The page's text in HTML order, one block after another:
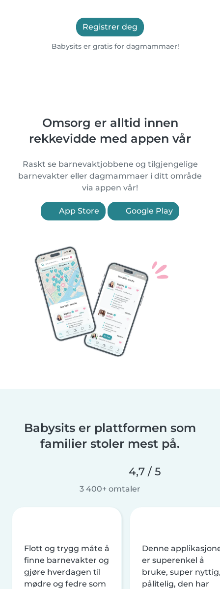
Registrer deg
Babysits er gratis for dagmammaer!
Omsorg er alltid innen
rekkevidde med appen vår
Raskt se barnevaktjobbene og tilgjengelige
barnevakter eller dagmammaer i ditt område
via appen vår!
App Store Google Play
Babysits er plattformen som
familier stoler mest på.
4,7 / 5
3 400+ omtaler
Flott og trygg måte å
finne barnevakter og
gjøre hverdagen til
mødre og fedre som
Denne
er superenkel å
bruke, super
pålitelig, den har